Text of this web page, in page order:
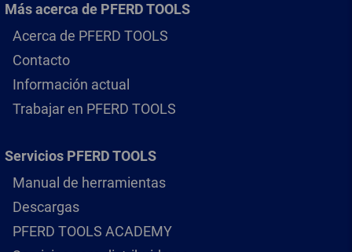
Más acerca de PFERD TOOLS
Acerca de PFERD TOOLS
Contacto
Información actual
Trabajar en PFERD TOOLS
Servicios PFERD TOOLS
Manual de herramientas
Descargas
PFERD TOOLS ACADEMY